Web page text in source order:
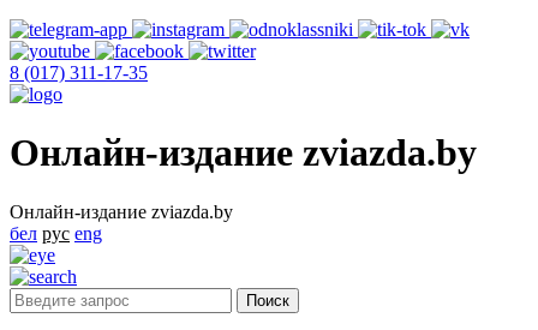
8 (017) 311-17-35
Онлайн-издание zviazda.by
Онлайн-издание zviazda.by
бел рус eng